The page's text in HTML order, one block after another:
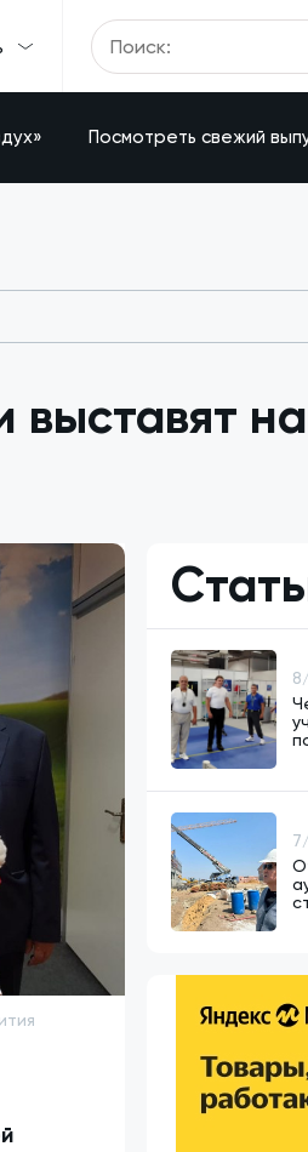
Посмотреть свежий
выставят на